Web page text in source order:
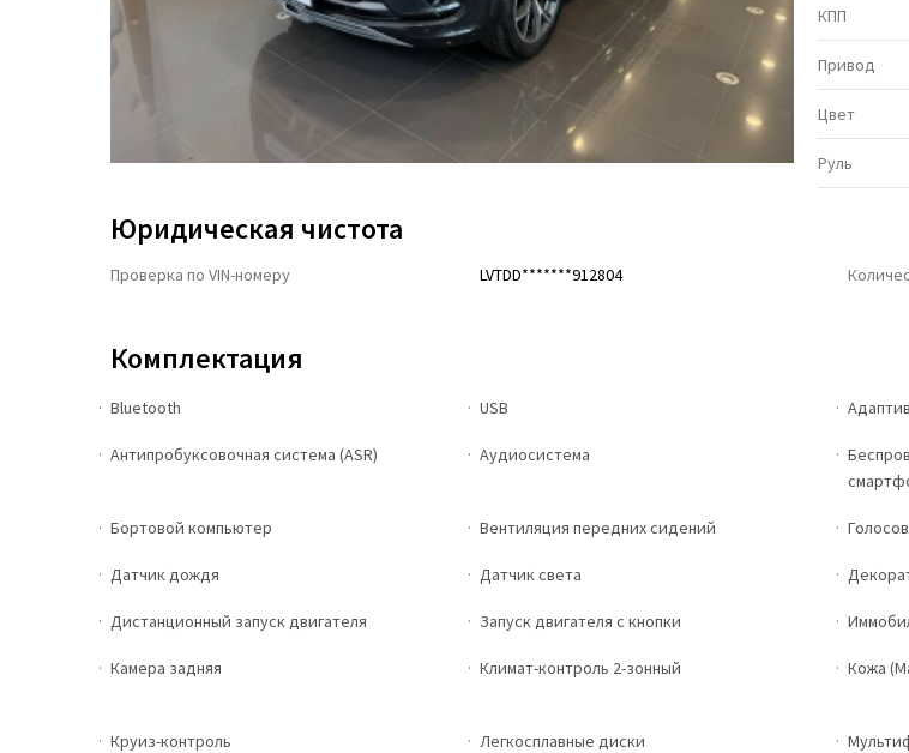
КПП
Привод
Цвет
Руль
Юридическая чистота
Проверка по VIN-номеру LVTDD*******912804
Комплектация
Bluetooth USB
Антипробуксовочная система (ASR) Аудиосистема
Бортовой компьютер Вентиляция передних сидений
Датчик дождя Датчик света
Дистанционный запуск двигателя Запуск двигателя с кнопки
Камера задняя Климат-контроль 2-зонный Кожа
Круиз-контроль Легкосплавные диски